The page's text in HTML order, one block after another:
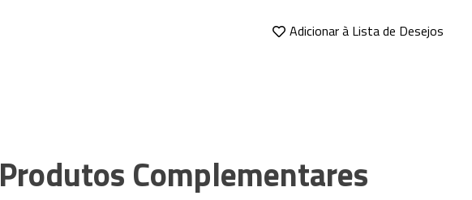
Adicionar à Lista de Desejos
Produtos Complementares